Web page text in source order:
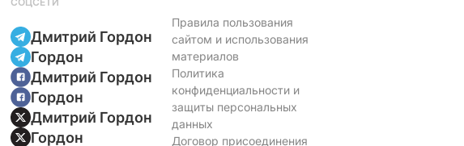
Дмитрий Гордон
Гордон
Дмитрий Гордон
Гордон
Дмитрий Гордон
Гордон
Правила пользования
сайтом и использования
материалов
Политика
конфиденциальности и
защиты персональных
данных
Договор присоединения